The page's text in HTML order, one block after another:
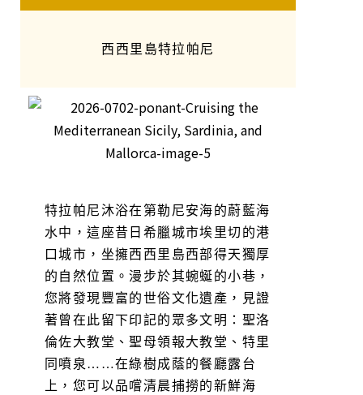
西西里島特拉帕尼
特拉帕尼沐浴在第勒尼安海的蔚藍海
水中，這座昔日希臘城市埃里切的港
口城市，坐擁西西里島西部得天獨厚
的自然位置。漫步於其蜿蜒的小巷，
您將發現豐富的世俗文化遺產，見證
著曾在此留下印記的眾多文明：聖洛
倫佐大教堂、聖母領報大教堂、特里
同噴泉……在綠樹成蔭的餐廳露台
上，您可以品嚐清晨捕撈的新鮮海